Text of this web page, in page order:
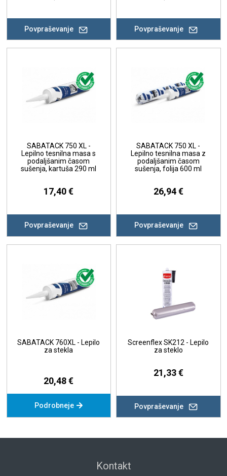
Povpraševanje Povpraševanje
SABATACK 750 XL -
Lepilno tesnilna masa s
podaljšanim časom
sušenja, kartuša 290 ml
17,40 €
Povpraševanje
SABATACK 750 XL -
Lepilno tesnilna masa z
podaljšanim časom
sušenja, folija 600 ml
26,94 €
Povpraševanje
SABATACK 760XL - Lepilo
za stekla
20,48 €
Podrobneje
Screenflex SK212 - Lepilo
za steklo
21,33 €
Povpraševanje
Kontakt